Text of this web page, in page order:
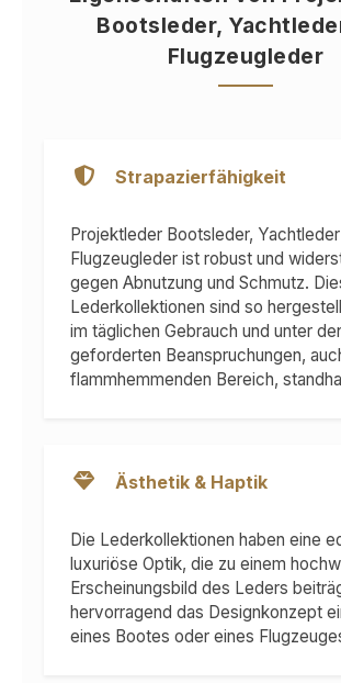
Bootsleder,
Flugzeugleder
Strapazierfähigkeit
Projektleder Bootsleder,
Flugzeugleder ist robust und
gegen Abnutzung und Schmutz.
Lederkollektionen sind so
im täglichen Gebrauch und unter
geforderten Beanspruchungen,
flammhemmenden Bereich,
Ästhetik & Haptik
Die Lederkollektionen haben eine
luxuriöse Optik, die zu einem
Erscheinungsbild des Leders
hervorragend das Designkonzept
eines Bootes oder eines